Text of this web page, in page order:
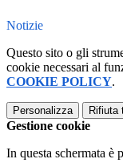
Notizie
Questo sito o gli
cookie necessari al
COOKIE POLICY.
Personalizza Rifiuta
Gestione cookie
In questa schermata è